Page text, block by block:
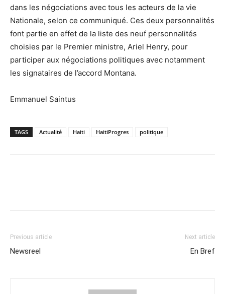
dans les négociations avec tous les acteurs de la vie
Nationale, selon ce communiqué. Ces deux personnalités
font partie en effet de la liste des neuf personnalités
choisies par le Premier ministre, Ariel Henry, pour
participer aux négociations politiques avec notamment
les signataires de l’accord Montana.
Emmanuel Saintus
TAGS Actualité Haiti HaitiProgres politique
Previous article
Newsreel
Next article
En Bref